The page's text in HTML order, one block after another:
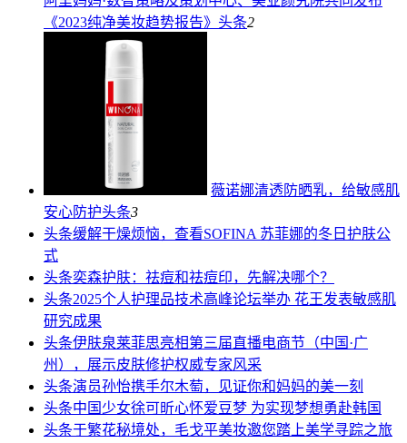
《2023纯净美妆趋势报告》 头条2
薇诺娜清透防晒乳，给敏感肌
安心防护头条3
头条缓解干燥烦恼，查看SOFINA 苏菲娜的冬日护肤公
式
头条奕森护肤：祛痘和祛痘印，先解决哪个？
头条2025个人护理品技术高峰论坛举办 花王发表敏感肌
研究成果
头条伊肤泉莱菲思亮相第三届直播电商节（中国·广
州），展示皮肤修护权威专家风采
头条演员孙怡携手尔木萄，见证你和妈妈的美一刻
头条中国少女徐可昕心怀爱豆梦 为实现梦想勇赴韩国
头条于繁花秘境处，毛戈平美妆邀您踏上美学寻踪之旅